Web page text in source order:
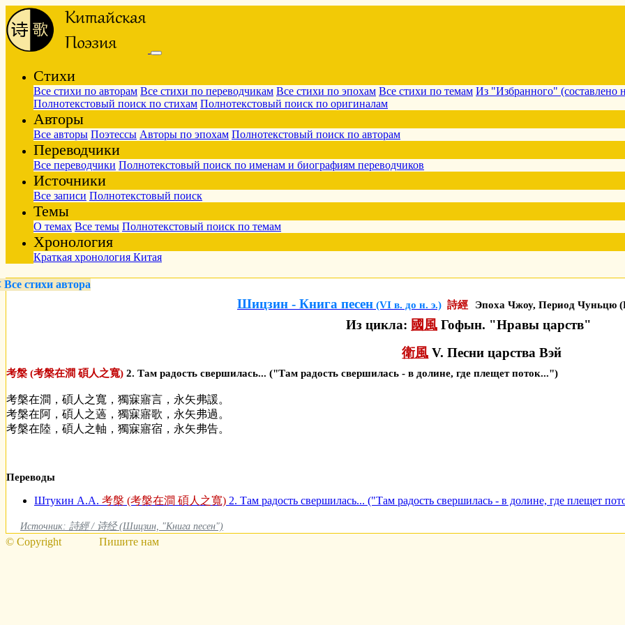
Стихи
Все стихи по авторам Все стихи по переводчикам Все стихи по эпохам Все стихи по темам Из "Избранного" (составлено
Полнотекстовый поиск по стихам Полнотекстовый поиск по оригиналам
Авторы
Все авторы Поэтессы Авторы по эпохам Полнотекстовый поиск по авторам
Переводчики
Все переводчики Полнотекстовый поиск по именам и биографиям переводчиков
Источники
Все записи Полнотекстовый поиск
Темы
О темах Все темы Полнотекстовый поиск по темам
Хронология
Краткая хронология Китая
Bсе стихи автора
Шицзин - Книга песен (VI в. до н. э.) 詩經 Эпоха Чжоу, Период Чуньцю
Из цикла: 國風 Гофын. "Нравы царств"
衛風 V. Песни царства Вэй
考槃 (考槃在澗 碩人之寬) 2. Там радость свершилась... ("Там радость свершилась - в долине, где плещет поток...")
考槃在澗，碩人之寬，獨寐寤言，永矢弗諼。
考槃在阿，碩人之薖，獨寐寤歌，永矢弗過。
考槃在陸，碩人之軸，獨寐寤宿，永矢弗告。
Переводы
Штукин А.А. 考槃 (考槃在澗 碩人之寬) 2. Там радость свершилась... ("Там радость свершилась - в долине, где плещет
Источник: 詩經 / 诗经 (Шицзин, "Книга песен")
© Copyright Пишите нам